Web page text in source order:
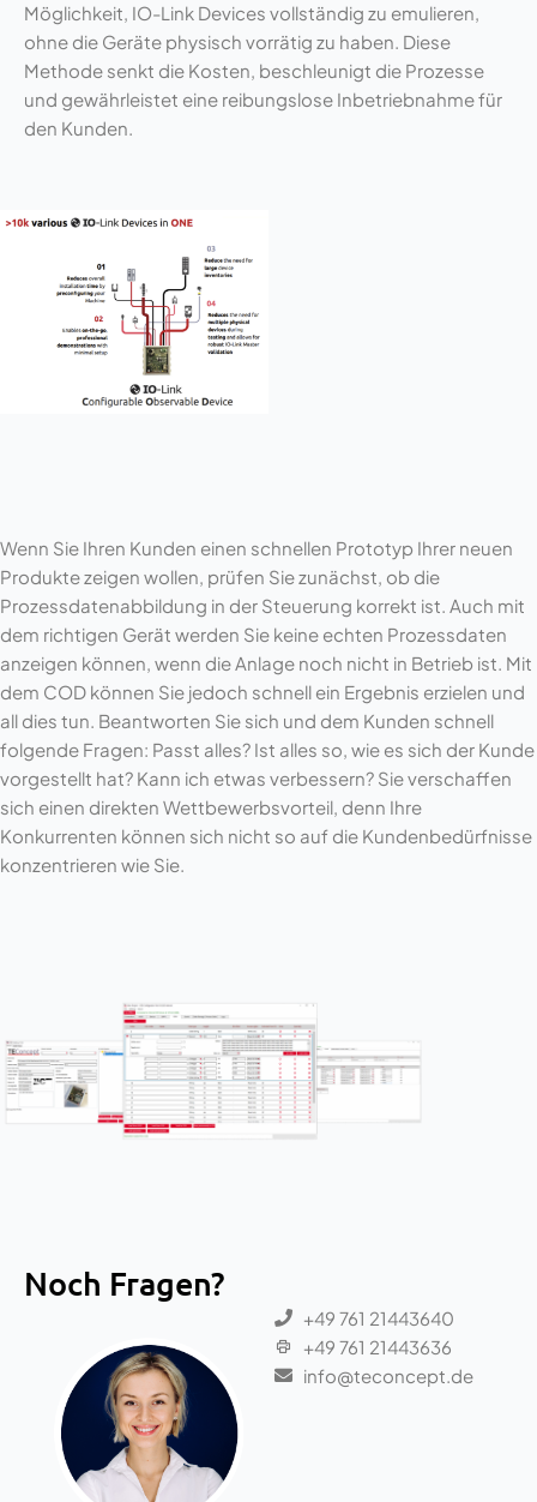
Möglichkeit, IO-Link Devices vollständig zu emulieren,
ohne die Geräte physisch vorrätig zu haben. Diese
Methode senkt die Kosten, beschleunigt die Prozesse
und gewährleistet eine reibungslose Inbetriebnahme für
den Kunden.
Wenn Sie Ihren Kunden einen schnellen Prototyp Ihrer neuen
Produkte zeigen wollen, prüfen Sie zunächst, ob die
Prozessdatenabbildung in der Steuerung korrekt ist. Auch mit
dem richtigen Gerät werden Sie keine echten Prozessdaten
anzeigen können, wenn die Anlage noch nicht in Betrieb ist. Mit
dem COD können Sie jedoch schnell ein Ergebnis erzielen und
all dies tun. Beantworten Sie sich und dem Kunden schnell
folgende Fragen: Passt alles? Ist alles so, wie es sich der Kunde
vorgestellt hat? Kann ich etwas verbessern? Sie verschaffen
sich einen direkten Wettbewerbsvorteil, denn Ihre
Konkurrenten können sich nicht so auf die Kundenbedürfnisse
konzentrieren wie Sie.
Noch Fragen?
+49 761 21443640
+49 761 21443636
info@teconcept.de